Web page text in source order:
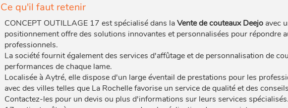
Ce qu'il faut retenir
CONCEPT OUTILLAGE 17 est spécialisé dans laVente de couteaux Deejoavec
positionnement offre des solutions innovantes et personnalisées pour répondre
professionnels.
La société fournit également des services d'affûtage et de personnalisation de
performances de chaque lame.
Localisée à Aytré, elle dispose d'un large éventail de prestations pour les
avec des villes telles que La Rochelle favorise un service de qualité et des
Contactez-les pour un devis ou plus d'informations sur leurs services